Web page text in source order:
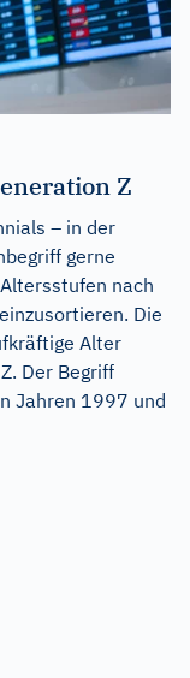
Z
– in der
gerne
nach
Die
Alter
Der Begriff
Jahren 1997 und